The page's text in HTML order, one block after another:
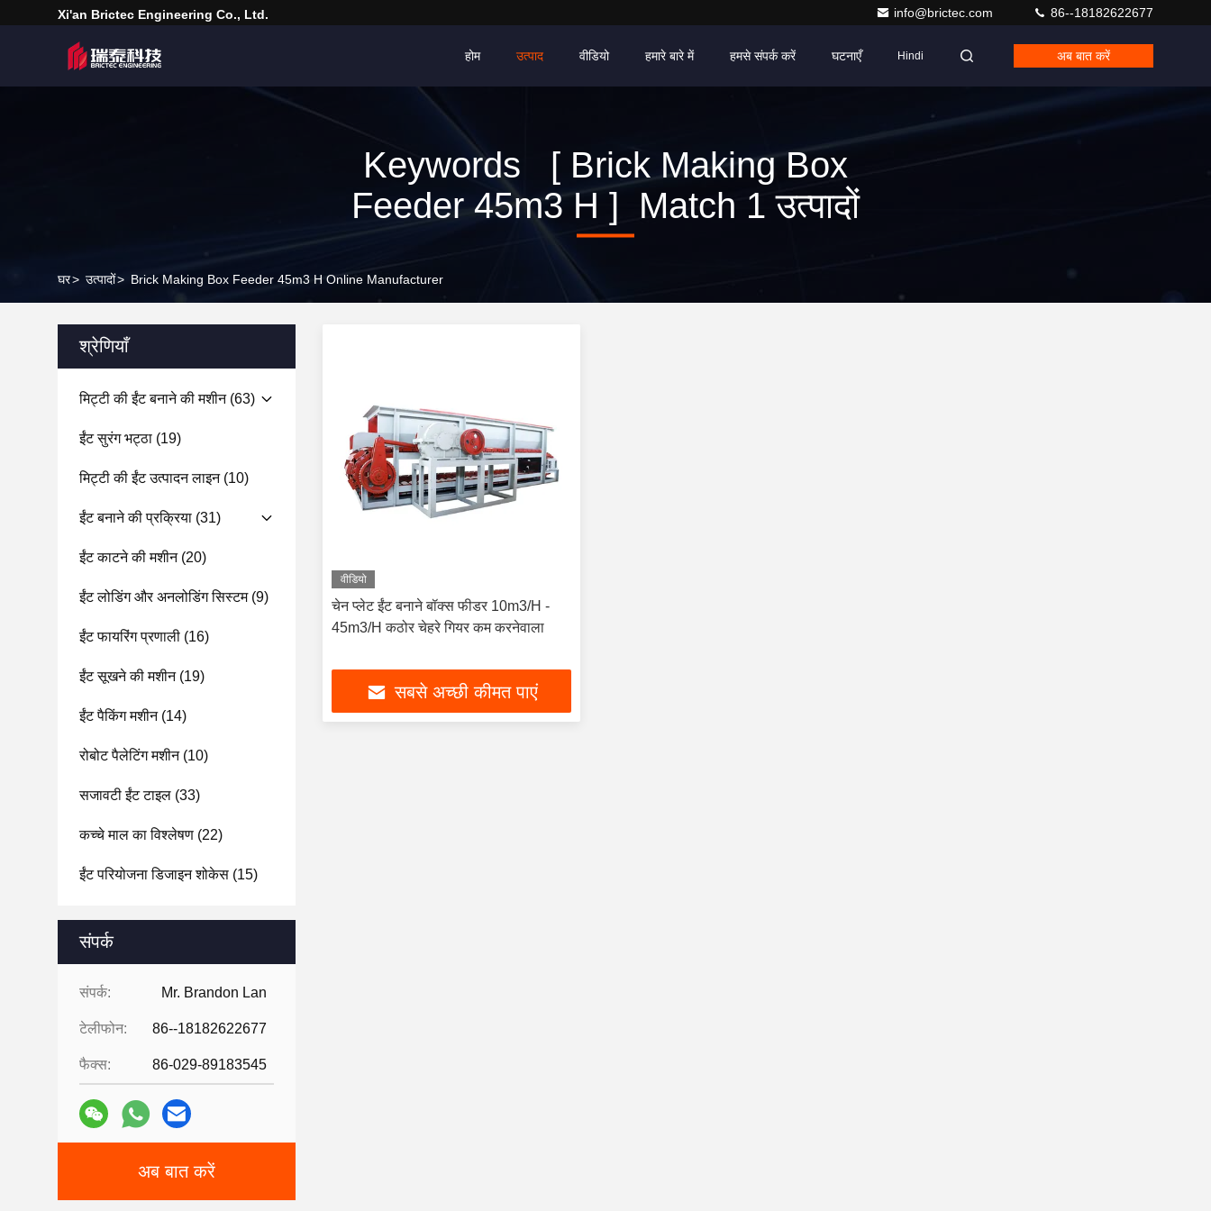
Xi'an Brictec Engineering Co., Ltd. info@brictec.com 86--18182622677
होम उत्पाद वीडियो हमारे बारे में हमसे संपर्क करें घटनाएँ Hindi अब बात करें
Keywords [ Brick Making Box
Feeder 45m3 H ] Match 1 उत्पादों
घर> उत्पादों> Brick Making Box Feeder 45m3 H Online Manufacturer
श्रेणियाँ
मिट्टी की ईंट बनाने की मशीन(63)
ईंट सुरंग भट्ठा (19)
मिट्टी की ईंट उत्पादन लाइन(10)
ईंट बनाने की प्रक्रिया (31)
ईंट काटने की मशीन(20)
ईंट लोडिंग और अनलोडिंग सिस्टम(9)
ईंट फायरिंग प्रणाली (16)
ईंट सूखने की मशीन(19)
ईंट पैकिंग मशीन(14)
रोबोट पैलेटिंग मशीन(10)
सजावटी ईंट टाइल (33)
कच्चे माल का विश्लेषण (22)
ईंट परियोजना डिजाइन शोकेस (15)
संपर्क
संपर्क: Mr. Brandon Lan
टेलीफोन: 86--18182622677
फैक्स: 86-029-89183545
अब बात करें
वीडियो
चेन प्लेट ईंट बनाने बॉक्स फीडर 10m3/H -
45m3/H कठोर चेहरे गियर कम करनेवाला
सबसे अच्छी कीमत पाएं